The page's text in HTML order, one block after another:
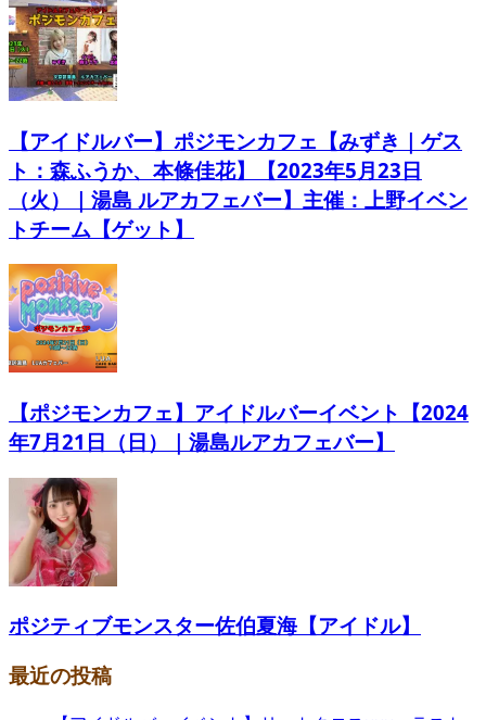
【アイドルバー】ポジモンカフェ【みずき｜ゲス
ト：森ふうか、本條佳花】【2023年5月23日
（火）｜湯島 ルアカフェバー】主催：上野イベン
トチーム【ゲット】
【ポジモンカフェ】アイドルバーイベント【2024
年7月21日（日）｜湯島ルアカフェバー】
ポジティブモンスター佐伯夏海【アイドル】
最近の投稿